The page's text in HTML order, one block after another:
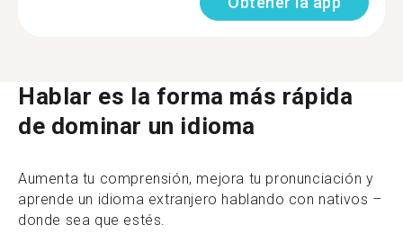
Hablar es la forma más rápida
de dominar un idioma
Aumenta tu comprensión, mejora tu pronunciación y
aprende un idioma extranjero hablando con nativos –
donde sea que estés.